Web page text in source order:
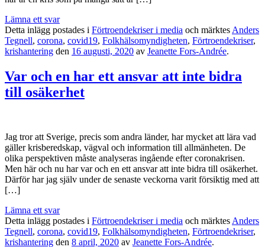
Lämna ett svar
Detta inlägg postades i Förtroendekriser i media och märktes Anders
Tegnell, corona, covid19, Folkhälsomyndigheten, Förtroendekriser,
krishantering den 16 augusti, 2020 av Jeanette Fors-Andrée.
Var och en har ett ansvar att inte bidra
till osäkerhet
Jag tror att Sverige, precis som andra länder, har mycket att lära vad
gäller krisberedskap, vägval och information till allmänheten. De
olika perspektiven måste analyseras ingående efter coronakrisen.
Men här och nu har var och en ett ansvar att inte bidra till osäkerhet.
Därför har jag själv under de senaste veckorna varit försiktig med att
[…]
Lämna ett svar
Detta inlägg postades i Förtroendekriser i media och märktesAnders
Tegnell, corona, covid19, Folkhälsomyndigheten, Förtroendekriser,
krishantering den 8 april, 2020 av Jeanette Fors-Andrée.